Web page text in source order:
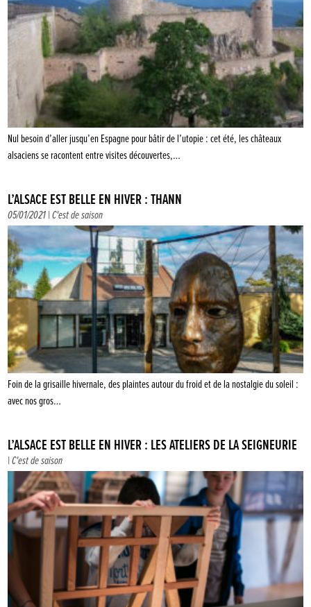
Nul besoin d’aller jusqu’en Espagne pour bâtir de l’utopie : cet été, les châteaux
alsaciens se racontent entre visites découvertes,…
L’ALSACE EST BELLE EN HIVER : THANN
05/01/2021 |C'est de saison
Foin de la grisaille hivernale, des plaintes autour du froid et de la nostalgie du soleil :
avec nos gros…
L’ALSACE EST BELLE EN HIVER : LES ATELIERS DE LA SEIGNEURIE
|C'est de saison